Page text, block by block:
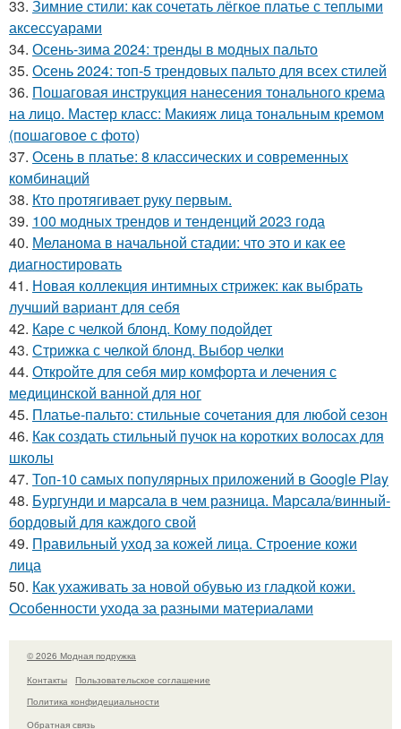
33. Зимние стили: как сочетать лёгкое платье с теплыми
аксессуарами
34. Осень-зима 2024: тренды в модных пальто
35. Осень 2024: топ-5 трендовых пальто для всех стилей
36. Пошаговая инструкция нанесения тонального крема
на лицо. Мастер класс: Макияж лица тональным кремом
(пошаговое с фото)
37. Осень в платье: 8 классических и современных
комбинаций
38. Кто протягивает руку первым.
39. 100 модных трендов и тенденций 2023 года
40. Меланома в начальной стадии: что это и как ее
диагностировать
41. Новая коллекция интимных стрижек: как выбрать
лучший вариант для себя
42. Каре с челкой блонд. Кому подойдет
43. Стрижка с челкой блонд. Выбор челки
44. Откройте для себя мир комфорта и лечения с
медицинской ванной для ног
45. Платье-пальто: стильные сочетания для любой сезон
46. Как создать стильный пучок на коротких волосах для
школы
47. Топ-10 самых популярных приложений в Google Play
48. Бургунди и марсала в чем разница. Марсала/винный-
бордовый для каждого свой
49. Правильный уход за кожей лица. Строение кожи
лица
50. Как ухаживать за новой обувью из гладкой кожи.
Особенности ухода за разными материалами
© 2026 Модная подружка
Контакты
Пользовательское соглашение
Политика конфидециальности
Обратная связь